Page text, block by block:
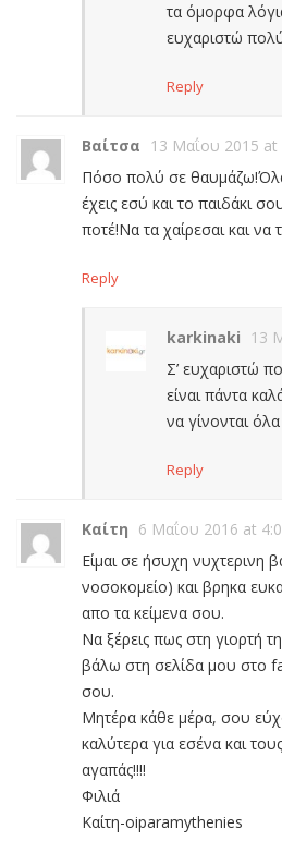
τα όμορφα
ευχαριστώ
Reply
Βαίτσα 13 Μαΐου 2015 at
Πόσο πολύ σε
έχεις εσύ και το παιδάκι
ποτέ!Να τα χαίρεσαι και να
Reply
karkinaki
13
Σ’ ευχαριστώ
είναι πάντα
να γίνονται
Reply
Καίτη 6 Μαΐου 2016 at
Είμαι σε ήσυχη νυχτερινη
νοσοκομείο) και βρηκα
απο τα κείμενα σου.
Να ξέρεις πως στη γιορτή
βάλω στη σελίδα μου στο
σου.
Μητέρα κάθε μέρα, σου
καλύτερα για εσένα και
αγαπάς!!!!
Φιλιά
Καίτη-oiparamythenies